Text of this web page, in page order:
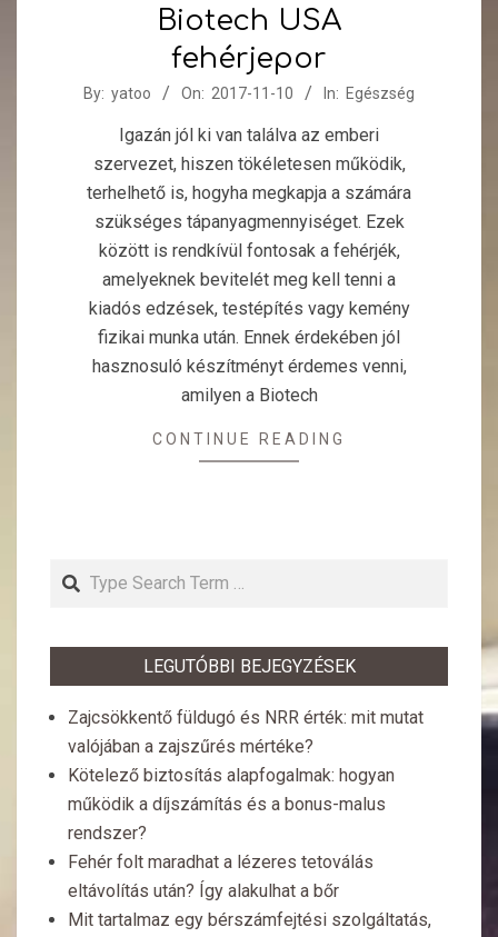
Biotech USA
fehérjepor
2017-
By: yatoo On: 2017-11-10 In: Egészség
Igazán jól ki van találva az emberi
szervezet, hiszen tökéletesen működik,
terhelhető is, hogyha megkapja a számára
szükséges tápanyagmennyiséget. Ezek
között is rendkívül fontosak a fehérjék,
amelyeknek bevitelét meg kell tenni a
kiadós edzések, testépítés vagy kemény
fizikai munka után. Ennek érdekében jól
hasznosuló készítményt érdemes venni,
amilyen a Biotech
CONTINUE READING
Search
LEGUTÓBBI BEJEGYZÉSEK
Zajcsökkentő füldugó és NRR érték: mit mutat
valójában a zajszűrés mértéke?
Kötelező biztosítás alapfogalmak: hogyan
működik a díjszámítás és a bonus-malus
rendszer?
Fehér folt maradhat a lézeres tetoválás
eltávolítás után? Így alakulhat a bőr
Mit tartalmaz egy bérszámfejtési szolgáltatás,